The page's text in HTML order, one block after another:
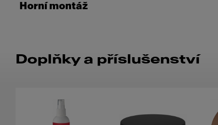
Horní montáž
Doplňky a příslušenství